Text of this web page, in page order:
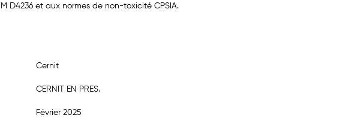
D4236 et aux normes de non-toxicité CPSIA.
Cernit
CERNIT EN PRES.
Février 2025